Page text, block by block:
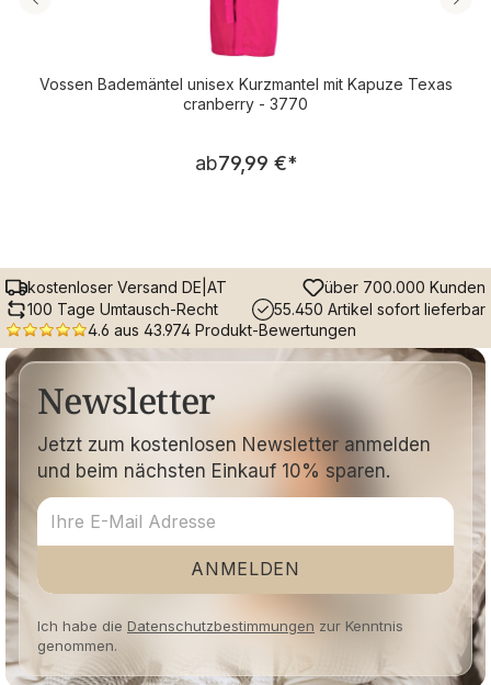
Vossen Bademäntel unisex Kurzmantel mit Kapuze Texas
cranberry - 3770
Regulärer Preis:
ab79,99 €*
kostenloser Versand DE|AT
über 700.000 Kunden
100 Tage Umtausch-Recht
55.450 Artikel sofort lieferbar
4.6 aus 43.974 Produkt-Bewertungen
Newsletter
Jetzt zum kostenlosen Newsletter anmelden
und beim nächsten Einkauf 10% sparen.
ANMELDEN
Ich habe die Datenschutzbestimmungen zur Kenntnis
genommen.